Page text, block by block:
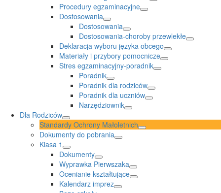
Procedury egzaminacyjne
Dostosowania
Dostosowania
Dostosowania-choroby przewlekłe
Deklaracja wyboru języka obcego
Materiały i przybory pomocnicze
Stres egzaminacyjny-poradnik
Poradnik
Poradnik dla rodziców
Poradnik dla uczniów
Narzędziownik
Dla Rodziców
Standardy Ochrony Małoletnich
Dokumenty do pobrania
Klasa 1
Dokumenty
Wyprawka Pierwszaka
Ocenianie kształtujące
Kalendarz imprez